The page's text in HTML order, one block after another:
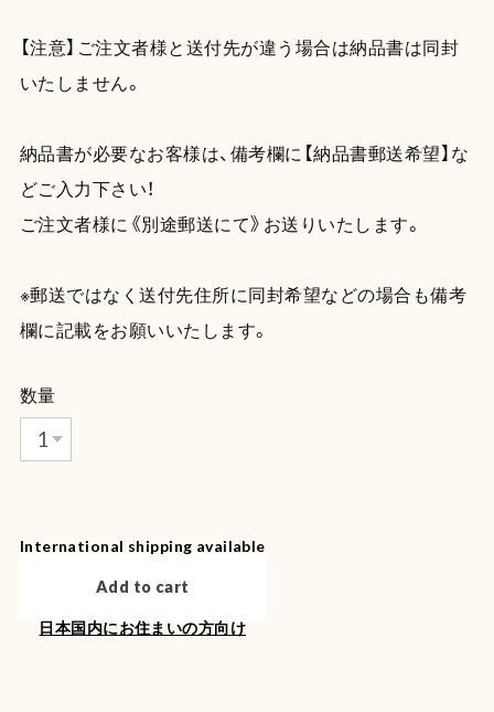
【注意】ご注文者様と送付先が違う場合は納品書は同封
いたしません。
納品書が必要なお客様は、備考欄に【納品書郵送希望】な
どご入力下さい！
ご注文者様に《別途郵送にて》お送りいたします。
※郵送ではなく送付先住所に同封希望などの場合も備考
欄に記載をお願いいたします。
数量
International shipping available
Add to cart
日本国内にお住まいの方向け